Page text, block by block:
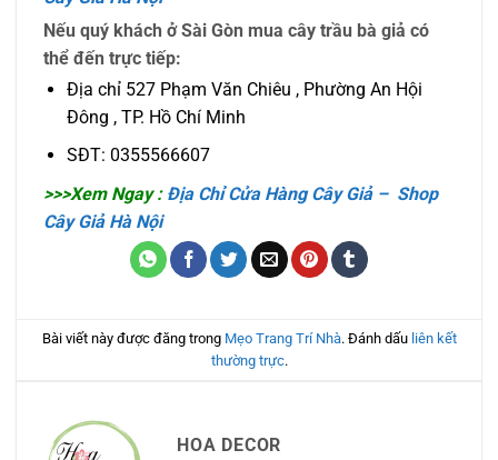
Nếu quý khách ở Sài Gòn mua cây trầu bà giả có
thể đến trực tiếp:
Địa chỉ 527 Phạm Văn Chiêu , Phường An Hội
Đông , TP. Hồ Chí Minh
SĐT: 0355566607
>>>Xem Ngay : Địa Chỉ Cửa Hàng Cây Giả – Shop
Cây Giả Hà Nội
Bài viết này được đăng trong Mẹo Trang Trí Nhà. Đánh dấu liên kết
thường trực.
HOA DECOR